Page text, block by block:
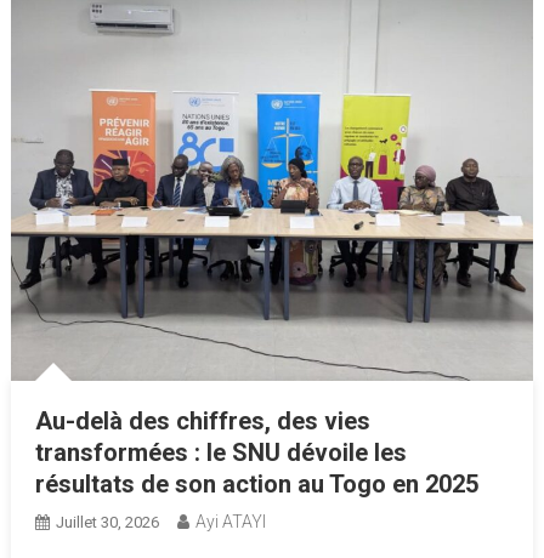
Au-delà des chiffres, des vies
transformées : le SNU dévoile les
résultats de son action au Togo en 2025
Juillet 30, 2026 Ayi ATAYI